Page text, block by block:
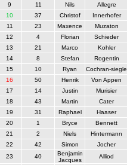
9
11 Nils Allegre
10
37 Christof Innerhofer
11
23 Maxence Muzaton
12
4 Florian Schieder
13
21 Marco Kohler
14
8 Stefan Rogentin
15
10 Ryan Cochran-siegle
16
50 Henrik Von Appen
17
14 Justin Murisier
18
43 Martin Cater
19
31 Raphael Haaser
20
1 Bryce Bennett
21
2 Niels Hintermann
22
42 Simon Jocher
23
40
Benjamin
Jacques
Alliod